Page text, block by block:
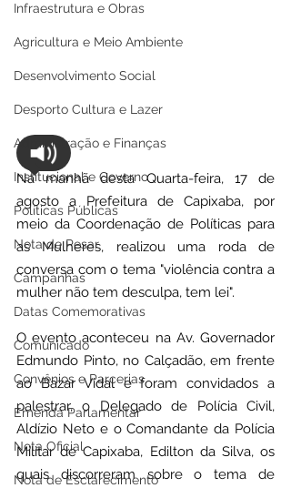
Infraestrutura e Obras
Agricultura e Meio Ambiente
Desenvolvimento Social
Desporto Cultura e Lazer
Administração e Finanças
Institucional e Governo
Políticas Públicas
Nota de Pesar
Campanhas
Datas Comemorativas
Comunicado
Convênios e Parcerias
Emenda Parlamentar
Nota Oficial
Nota de Esclarecimento
Na manhã desta Quarta-feira, 17 de
agosto a Prefeitura de Capixaba, por
meio da Coordenação de Políticas para
as Mulheres, realizou uma roda de
conversa com o tema "violência contra a
mulher não tem desculpa, tem lei".
O evento aconteceu na Av. Governador
Edmundo Pinto, no Calçadão, em frente
ao Bazar Vidal e foram convidados a
palestrar, o Delegado de Polícia Civil,
Aldízio Neto e o Comandante da Polícia
Militar de Capixaba, Edilton da Silva, os
quais discorreram sobre o tema de